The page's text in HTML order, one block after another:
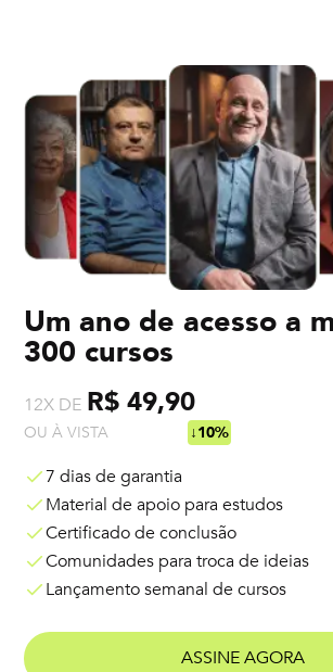
Um ano de acesso a
300 cursos
12X DE R$ 49,90
OU À VISTA ↓10%
7 dias de garantia
Material de apoio para estudos
Certificado de conclusão
Comunidades para troca de ideias
Lançamento semanal de cursos
ASSINE AGORA